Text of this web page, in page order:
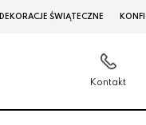
DEKORACJE ŚWIĄTECZNE
Kontakt